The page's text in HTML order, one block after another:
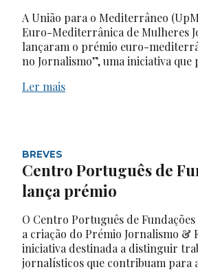
A União para o Mediterrâneo
Euro-Mediterrânica de Mulheres
lançaram o prémio euro-
no Jornalismo”, uma iniciativa que
Ler mais
BREVES
Centro Português de
lança prémio
O Centro Português de Fundações
a criação do Prémio Jornalismo &
iniciativa destinada a distinguir
jornalísticos que contribuam para